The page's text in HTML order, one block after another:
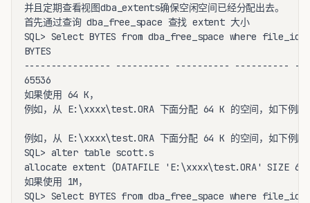
并且定期查看视图dba_extents确保空闲空间已经分配出去。
首先通过查询 dba_free_space 查找 extent 大小
SQL> Select BYTES from dba_free_space where
BYTES
---------------- ---------- ---------- ----------
65536
如果使用 64 K，
例如，从 E:\xxxx\test.ORA 下面分配 64 K 的空间，如下例所
例如，从 E:\xxxx\test.ORA 下面分配 64 K 的空间，如下例所
SQL> alter table scott.s
allocate extent (DATAFILE 'E:\xxxx\test.ORA' SIZE
如果使用 1M，
SQL> Select BYTES from dba_free_space where